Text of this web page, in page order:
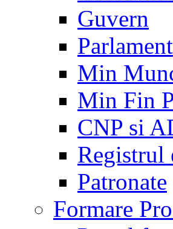
Guvern
Parlament
Min
Min Fin
CNP si
Registrul
Patronate
Formare